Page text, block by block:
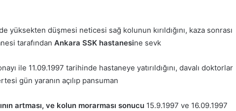
yüksekten düşmesi neticesi sağ kolunun kırıldığını, kaza sonrası
tarafından Ankara SSK hastanesine sevk
ile 11.09.1997 tarihinde hastaneye yatırıldığını, davalı doktorlar
gün yaranın açılıp pansuman
artması, ve kolun morarması sonucu 15.9.1997 ve 16.09.1997